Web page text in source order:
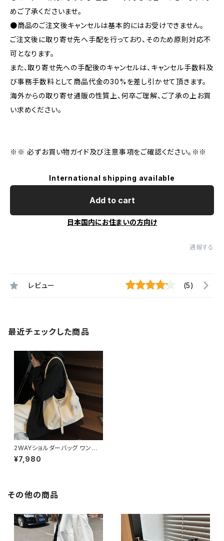
めご了承くださいませ。
●商品のご注文後キャンセルは基本的にはお受けできません。
ご注文後に取り寄せ先へ手配を行っており、そのため原則対応不
可となります。
また、取り寄せ先への手配後のキャンセルは、キャンセル手数料及
び事務手数料として商品代金の30%を差し引かせて頂きます。
海外からの取り寄せ通販の性質上、何卒ご理解、ご了承の上お買
い求めください。
※※ 必ずお買い物ガイド及び注意事項をご確認ください。※※
International shipping available
Add to cart
日本国内にお住まいの方向け
通報する
レビュー (5)
最近チェックした商品
2WAYショルダーバッグ ワンショ
ルダーバッグ レディース PUレ
ザー ポーチ付き 軽量 大容量
¥7,980
その他の商品